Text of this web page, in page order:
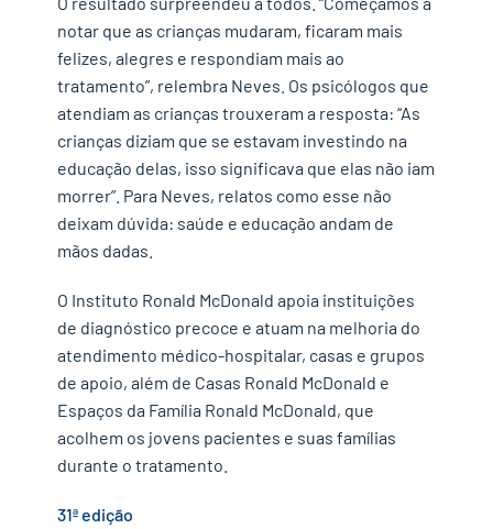
notar que as crianças mudaram, ficaram mais
felizes, alegres e respondiam mais ao
tratamento”, relembra Neves. Os psicólogos que
atendiam as crianças trouxeram a resposta: “As
crianças diziam que se estavam investindo na
educação delas, isso significava que elas não iam
morrer”. Para Neves, relatos como esse não
deixam dúvida: saúde e educação andam de
mãos dadas.
O Instituto Ronald McDonald apoia instituições
de diagnóstico precoce e atuam na melhoria do
atendimento médico-hospitalar, casas e grupos
de apoio, além de Casas Ronald McDonald e
Espaços da Família Ronald McDonald, que
acolhem os jovens pacientes e suas famílias
durante o tratamento.
31ª edição